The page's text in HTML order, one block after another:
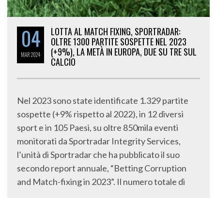
04
MAR2024
LOTTA AL MATCH FIXING, SPORTRADAR:
OLTRE 1300 PARTITE SOSPETTE NEL 2023
(+9%), LA METÀ IN EUROPA, DUE SU TRE SUL
CALCIO
Nel 2023 sono state identificate 1.329 partite
sospette (+9% rispetto al 2022), in 12 diversi
sport e in 105 Paesi, su oltre 850mila eventi
monitorati da Sportradar Integrity Services,
l’unità di Sportradar che ha pubblicato il suo
secondo report annuale, “Betting Corruption
and Match-fixing in 2023”. Il numero totale di